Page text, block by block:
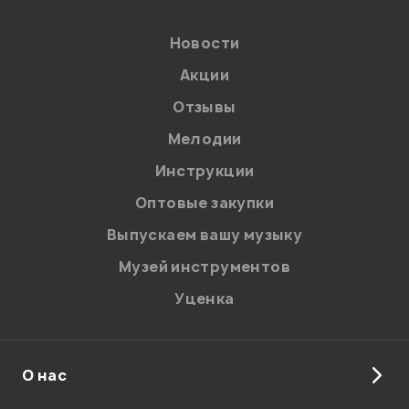
на обработку персональных данных в
Политикой в отношении обработки
персональных данных.
Введите проверочное число:
Отправить
Новости
Акции
Отзывы
Мелодии
Инструкции
Оптовые закупки
Выпускаем вашу музыку
Музей инструментов
Уценка
О нас